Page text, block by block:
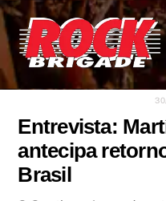
Skip
to
content
Entrevista:
antecipa
Brasil